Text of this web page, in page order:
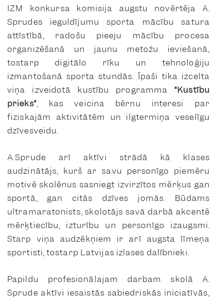
IZM konkursa komisija augstu novērtēja A.
Sprudes ieguldījumu sporta mācību satura
attīstībā, radošu pieeju mācību procesa
organizēšanā un jaunu metožu ieviešanā,
tostarp digitālo rīku un tehnoloģiju
izmantošanā sporta stundās. Īpaši tika izcelta
viņa izveidotā kustību programma“Kustību
prieks”, kas veicina bērnu interesi par
fiziskajām aktivitātēm un ilgtermiņa veselīgu
dzīvesveidu.
A.Sprude arī aktīvi strādā kā klases
audzinātājs, kurš ar savu personīgo piemēru
motivē skolēnus sasniegt izvirzītos mērķus gan
sportā, gan citās dzīves jomās. Būdams
ultramaratonists, skolotājs savā darbā akcentē
mērķtiecību, izturību un personīgo izaugsmi.
Starp viņa audzēkņiem ir arī augsta līmeņa
sportisti, tostarp Latvijas izlases dalībnieki.
Papildu profesionālajam darbam skolā A.
Sprude aktīvi iesaistās sabiedriskās iniciatīvās,